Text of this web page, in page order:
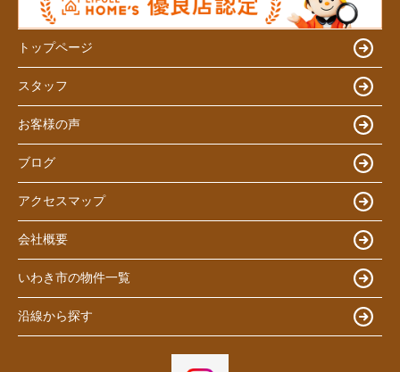
トップページ
スタッフ
お客様の声
ブログ
アクセスマップ
会社概要
いわき市の物件一覧
沿線から探す